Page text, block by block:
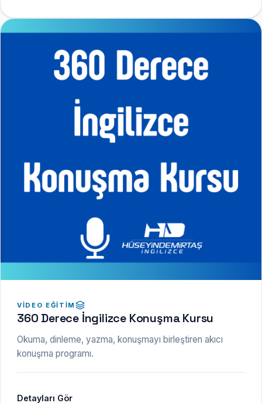
VIDEO EĞITIM
360 Derece İngilizce Konuşma Kursu
Okuma, dinleme, yazma, konuşmayı birleştiren akıcı
konuşma programı.
Detayları Gör